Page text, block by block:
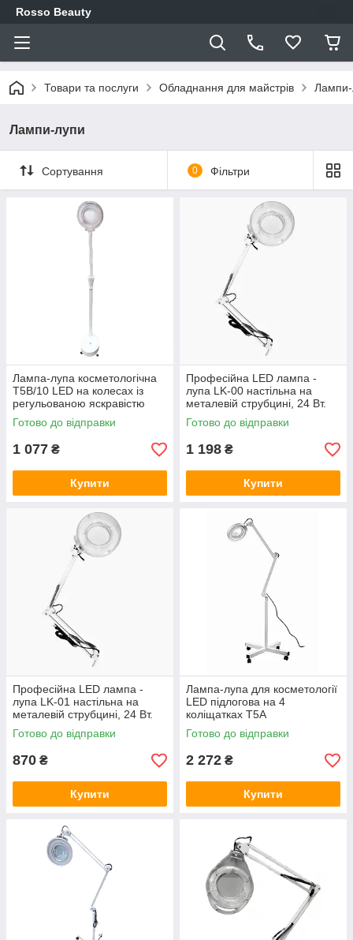
Rosso Beauty
Товари та послуги Обладнання для майстрів
Лампи-лупи
Сортування 0 Фільтри
Лампа-лупа косметологічна
T5B/10 LED на колесах із
регульованою яскравістю
24W
Готово до відправки
1 077 ₴
Купити
Професійна LED лампа -
лупа LK-00 настільна на
металевій струбцині, 24 Вт.
довжина ричага 100 см
Готово до відправки
1 198 ₴
Купити
Професійна LED лампа -
лупа LK-01 настільна на
металевій струбцині, 24 Вт.
довжина ричага 70 см
Готово до відправки
870 ₴
Купити
Лампа-лупа для косметології
LED підлогова на 4
коліщатках T5A
Готово до відправки
2 272 ₴
Купити